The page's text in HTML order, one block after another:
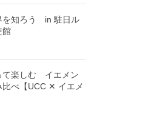
を知ろう in 駐日ル
館
て楽しむ イエメン
比べ【UCC ✕ イエメ